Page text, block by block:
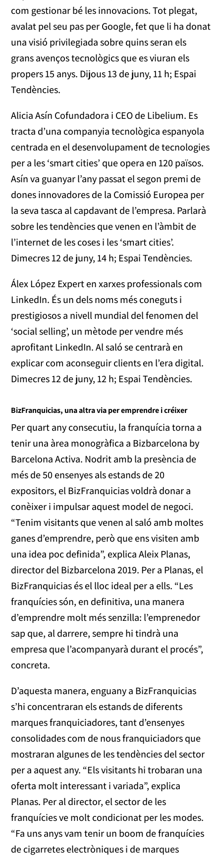
com gestionar bé les innovacions. Tot plegat,
avalat pel seu pas per Google, fet que li ha donat
una visió privilegiada sobre quins seran els
grans avenços tecnològics que es viuran els
propers 15 anys. Dijous 13 de juny, 11 h; Espai
Tendències.
Alicia Asín Cofundadora i CEO de Libelium. Es
tracta d’una companyia tecnològica espanyola
centrada en el desenvolupament de tecnologies
per a les ‘smart cities’ que opera en 120 països.
Asín va guanyar l’any passat el segon premi de
dones innovadores de la Comissió Europea per
la seva tasca al capdavant de l’empresa. Parlarà
sobre les tendències que venen en l’àmbit de
l’internet de les coses i les ‘smart cities’.
Dimecres 12 de juny, 14 h; Espai Tendències.
Álex López Expert en xarxes professionals com
LinkedIn. És un dels noms més coneguts i
prestigiosos a nivell mundial del fenomen del
‘social selling’, un mètode per vendre més
aprofitant LinkedIn. Al saló se centrarà en
explicar com aconseguir clients en l’era digital.
Dimecres 12 de juny, 12 h; Espai Tendències.
BizFranquicias, una altra via per emprendre i créixer
Per quart any consecutiu, la franquícia torna a
tenir una àrea monogràfica a Bizbarcelona by
Barcelona Activa. Nodrit amb la presència de
més de 50 ensenyes als estands de 20
expositors, el BizFranquicias voldrà donar a
conèixer i impulsar aquest model de negoci.
“Tenim visitants que venen al saló amb moltes
ganes d’emprendre, però que ens visiten amb
una idea poc definida”, explica Aleix Planas,
director del Bizbarcelona 2019. Per a Planas, el
BizFranquicias és el lloc ideal per a ells. “Les
franquícies són, en definitiva, una manera
d’emprendre molt més senzilla: l’emprenedor
sap que, al darrere, sempre hi tindrà una
empresa que l’acompanyarà durant el procés”,
concreta.
D’aquesta manera, enguany a BizFranquicias
s’hi concentraran els estands de diferents
marques franquiciadores, tant d’ensenyes
consolidades com de nous franquiciadors que
mostraran algunes de les tendències del sector
per a aquest any. “Els visitants hi trobaran una
oferta molt interessant i variada”, explica
Planas. Per al director, el sector de les
franquícies ve molt condicionat per les modes.
“Fa uns anys vam tenir un boom de franquícies
de cigarretes electròniques i de marques